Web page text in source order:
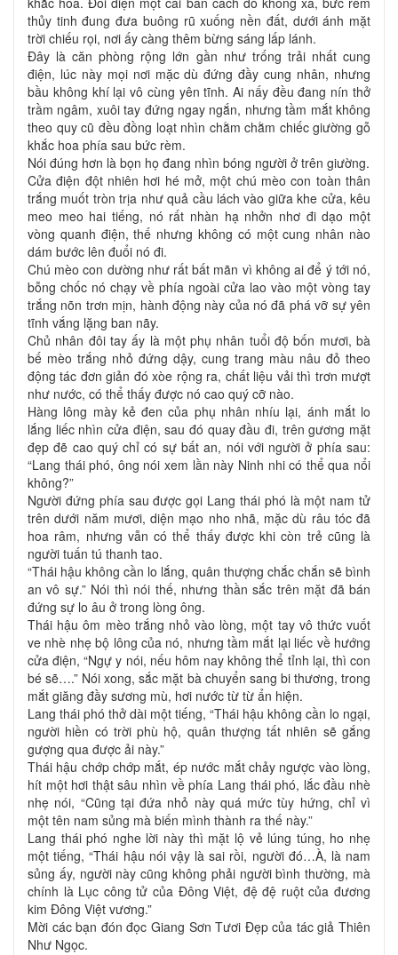
thủy tinh đung đưa buông rũ xuống nền đất, dưới ánh mặt
trời chiếu rọi, nơi ấy càng thêm bừng sáng lấp lánh.
Đây là căn phòng rộng lớn gần như trống trải nhất cung
điện, lúc này mọi nơi mặc dù đứng đầy cung nhân, nhưng
bầu không khí lại vô cùng yên tĩnh. Ai nấy đều đang nín thở
trầm ngâm, xuôi tay đứng ngay ngắn, nhưng tầm mắt không
theo quy cũ đều đồng loạt nhìn chằm chằm chiếc giường gỗ
khắc hoa phía sau bức rèm.
Nói đúng hơn là bọn họ đang nhìn bóng người ở trên giường.
Cửa điện đột nhiên hơi hé mở, một chú mèo con toàn thân
trắng muốt tròn trịa như quả cầu lách vào giữa khe cửa, kêu
meo meo hai tiếng, nó rất nhàn hạ nhởn nhơ đi dạo một
vòng quanh điện, thế nhưng không có một cung nhân nào
dám bước lên đuổi nó đi.
Chú mèo con dường như rất bất mãn vì không ai để ý tới nó,
bỗng chốc nó chạy về phía ngoài cửa lao vào một vòng tay
trắng nõn trơn mịn, hành động này của nó đã phá vỡ sự yên
tĩnh vắng lặng ban nãy.
Chủ nhân đôi tay ấy là một phụ nhân tuổi độ bốn mươi, bà
bế mèo trắng nhỏ đứng dậy, cung trang màu nâu đỏ theo
động tác đơn giản đó xòe rộng ra, chất liệu vải thì trơn mượt
như nước, có thể thấy được nó cao quý cỡ nào.
Hàng lông mày kẻ đen của phụ nhân nhíu lại, ánh mắt lo
lắng liếc nhìn cửa điện, sau đó quay đầu đi, trên gương mặt
đẹp đẽ cao quý chỉ có sự bất an, nói với người ở phía sau:
“Lang thái phó, ông nói xem lần này Ninh nhi có thể qua nổi
không?”
Người đứng phía sau được gọi Lang thái phó là một nam tử
trên dưới năm mươi, diện mạo nho nhã, mặc dù râu tóc đã
hoa râm, nhưng vẫn có thể thấy được khi còn trẻ cũng là
người tuấn tú thanh tao.
“Thái hậu không cần lo lắng, quân thượng chắc chắn sẽ bình
an vô sự.” Nói thì nói thế, nhưng thần sắc trên mặt đã bán
đứng sự lo âu ở trong lòng ông.
Thái hậu ôm mèo trắng nhỏ vào lòng, một tay vô thức vuốt
ve nhè nhẹ bộ lông của nó, nhưng tầm mắt lại liếc về hướng
cửa điện, “Ngự y nói, nếu hôm nay không thể tỉnh lại, thì con
bé sẽ….” Nói xong, sắc mặt bà chuyển sang bi thương, trong
mắt giăng đầy sương mù, hơi nước từ từ ẩn hiện.
Lang thái phó thở dài một tiếng, “Thái hậu không cần lo ngại,
người hiền có trời phù hộ, quân thượng tất nhiên sẽ gắng
gượng qua được ải này.”
Thái hậu chớp chớp mắt, ép nước mắt chảy ngược vào lòng,
hít một hơi thật sâu nhìn về phía Lang thái phó, lắc đầu nhè
nhẹ nói, “Cũng tại đứa nhỏ này quá mức tùy hứng, chỉ vì
một tên nam sủng mà biến mình thành ra thế này.”
Lang thái phó nghe lời này thì mặt lộ vẻ lúng túng, ho nhẹ
một tiếng, “Thái hậu nói vậy là sai rồi, người đó…À, là nam
sủng ấy, người này cũng không phải người bình thường, mà
chính là Lục công tử của Đông Việt, đệ đệ ruột của đương
kim Đông Việt vương.”
Mời các bạn đón đọc Giang Sơn Tươi Đẹp của tác giả Thiên
Như Ngọc.